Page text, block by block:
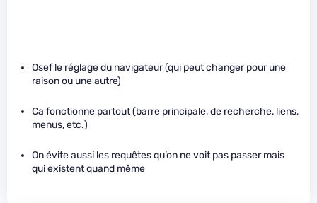
Osef le réglage du navigateur (qui peut changer pour une
raison ou une autre)
Ca fonctionne partout (barre principale, de recherche, liens,
menus, etc.)
On évite aussi les requêtes qu’on ne voit pas passer mais
qui existent quand même